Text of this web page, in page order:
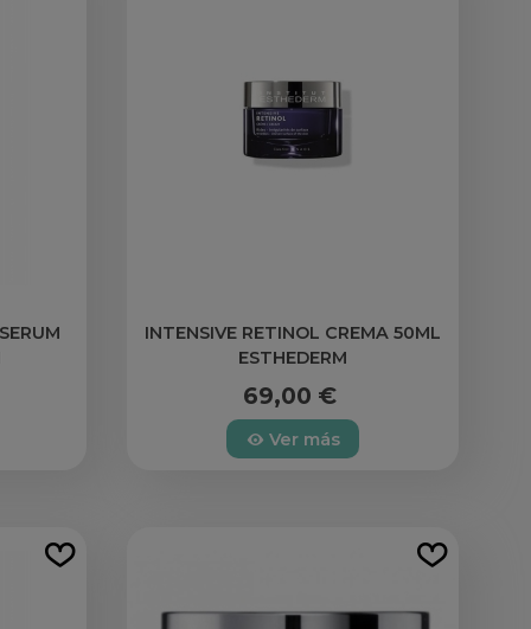
INTENSIVE RETINOL CREMA 50ML
ESTHEDERM
69,00 €
Ver más